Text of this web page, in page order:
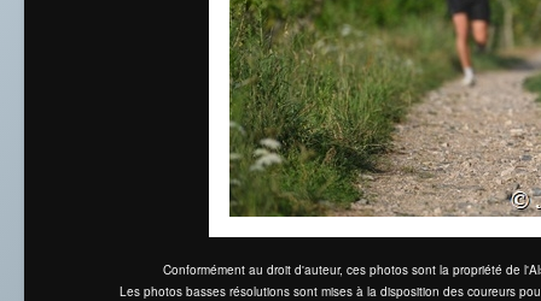
Conformément au droit d'auteur, ces photos sont la propriété de
Les photos basses résolutions sont mises à la disposition des coureurs